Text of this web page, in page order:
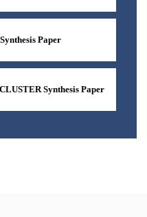
Paper
Synthesis Paper